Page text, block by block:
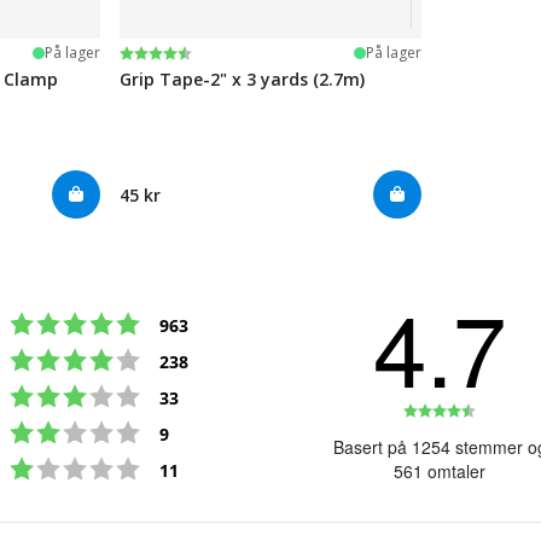
På lager Karakter:
4.5 av 5 mulige På lager
Grip Tape-2" x 3 yards (2.7m)
45 kr
Karakter: 5 av 5 mulige
963
Karakter: 4 av 5 mulige
238
Karakter: 3 av 5 mulige
33
Karakter: 2 av 5 mulige
9
Karakter: 1 av 5 mulige
11
4.7
4.7
av
mulige
Basert på 1254 stemmer
561 omtaler